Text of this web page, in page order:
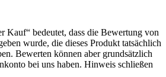
Kauf“ bedeutet, dass die Bewertung von
wurde, die dieses Produkt tatsächlich
Bewerten können aber grundsätzlich
bei uns haben. Hinweis schließen